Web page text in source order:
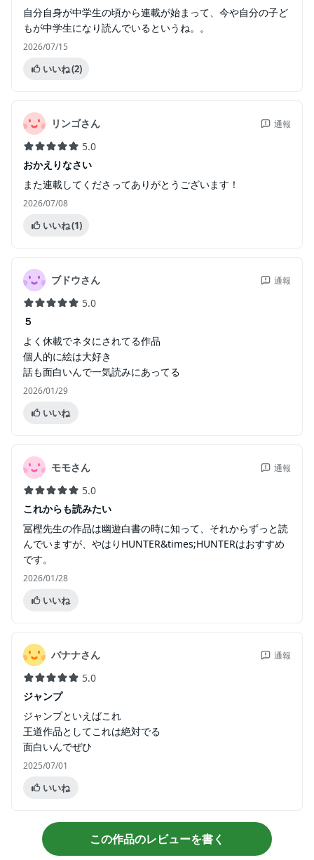
自分自身が中学生の頃から連載が始まって、今や自分の子ど
もが中学生になり読んでいるというね。。
2026/07/15
いいね(2)
リンゴさん 通報
5.0
おかえりなさい
また連載してくださってありがとうございます！
2026/07/08
いいね(1)
ブドウさん 通報
5.0
５
よく休載でネタにされてる作品
個人的に絵は大好き
話も面白いんで一気読みにあってる
2026/01/29
いいね
モモさん 通報
5.0
これからも読みたい
冨樫先生の作品は幽遊白書の時に知って、それからずっと読
んでいますが、やはりHUNTER&times;HUNTERはおすすめ
です。
2026/01/28
いいね
バナナさん 通報
5.0
ジャンプ
ジャンプといえばこれ
王道作品としてこれは絶対でる
面白いんでぜひ
2025/07/01
いいね
この作品のレビューを書く